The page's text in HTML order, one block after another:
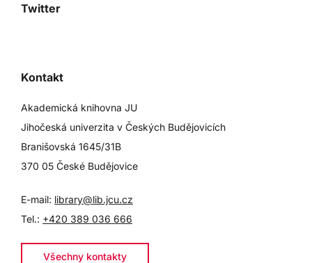
Twitter
Kontakt
Akademická knihovna JU
Jihočeská univerzita v Českých Budějovicích
Branišovská 1645/31B
370 05 České Budějovice
E-mail: library@lib.jcu.cz
Tel.: +420 389 036 666
Všechny kontakty